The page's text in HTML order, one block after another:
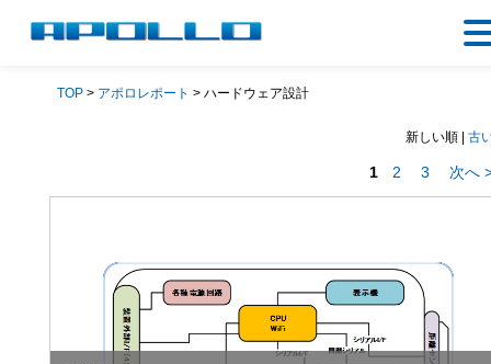
TOP > アポロレポート > ハードウェア設計
新しい順 | 古
1 2 3 次へ